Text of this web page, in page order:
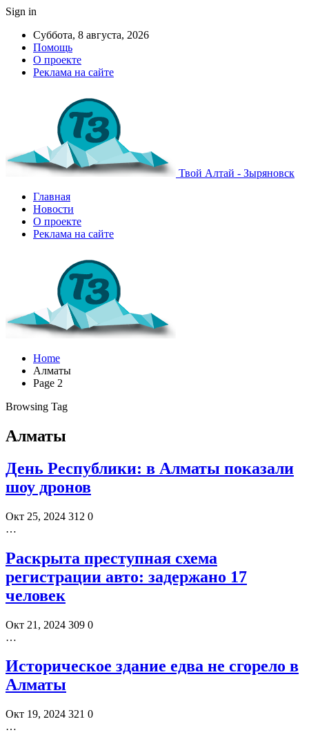
Sign in
Суббота, 8 августа, 2026
Помощь
О проекте
Реклама на сайте
Твой Алтай - Зыряновск
Главная
Новости
О проекте
Реклама на сайте
Home
Алматы
Page 2
Browsing Tag
Алматы
День Республики: в Алматы показали
шоу дронов
Окт 25, 2024 312 0
…
Раскрыта преступная схема
регистрации авто: задержано 17
человек
Окт 21, 2024 309 0
…
Историческое здание едва не сгорело в
Алматы
Окт 19, 2024 321 0
…